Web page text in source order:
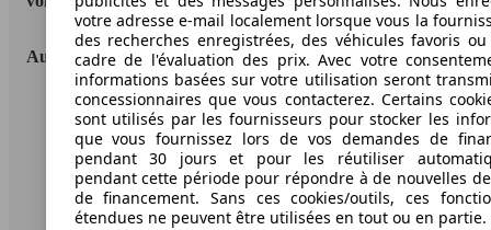
AutoScout24
A propos d'AutoScout24
Conditions d'utilisation
Informations légales
Protection des données
votre adresse e-mail localement lorsque vous la
des recherches enregistrées, des véhicules favoris
cadre de l'évaluation des prix. Avec votre
informations basées sur votre utilisation seront
concessionnaires que vous contacterez. Certains
sont utilisés par les fournisseurs pour stocker les
que vous fournissez lors de vos demandes de
pendant 30 jours et pour les réutiliser
pendant cette période pour répondre à de nouvelles
de financement. Sans ces cookies/outils, ces
étendues ne peuvent être utilisées en tout ou en partie.